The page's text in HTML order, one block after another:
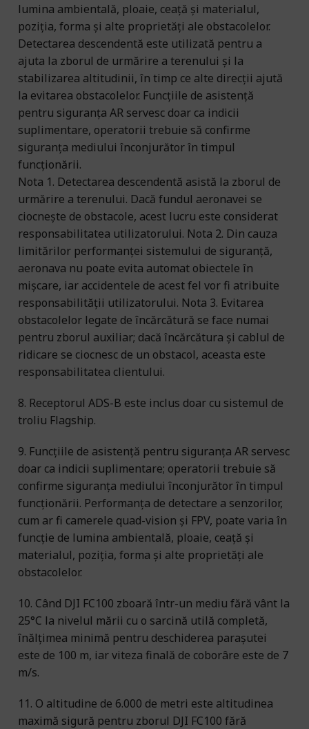
lumina ambientală, ploaie, ceață și materialul,
poziția, forma și alte proprietăți ale obstacolelor.
Detectarea descendentă este utilizată pentru a
ajuta la zborul de urmărire a terenului și la
stabilizarea altitudinii, în timp ce alte direcții ajută
la evitarea obstacolelor. Funcțiile de asistență
pentru siguranța AR servesc doar ca indicii
suplimentare, operatorii trebuie să confirme
siguranța mediului înconjurător în timpul
funcționării.
Nota 1. Detectarea descendentă asistă la zborul de
urmărire a terenului. Dacă fundul aeronavei se
ciocnește de obstacole, acest lucru este considerat
responsabilitatea utilizatorului. Nota 2. Din cauza
limitărilor performanței sistemului de siguranță,
aeronava nu poate evita automat obiectele în
mișcare, iar accidentele de acest fel vor fi atribuite
responsabilității utilizatorului. Nota 3. Evitarea
obstacolelor legate de încărcătură se face numai
pentru zborul auxiliar; dacă încărcătura și cablul de
ridicare se ciocnesc de un obstacol, aceasta este
responsabilitatea clientului.
8. Receptorul ADS-B este inclus doar cu sistemul de
troliu Flagship.
9. Funcțiile de asistență pentru siguranța AR servesc
doar ca indicii suplimentare; operatorii trebuie să
confirme siguranța mediului înconjurător în timpul
funcționării. Performanța de detectare a senzorilor,
cum ar fi camerele quad-vision și FPV, poate varia în
funcție de lumina ambientală, ploaie, ceață și
materialul, poziția, forma și alte proprietăți ale
obstacolelor.
10. Când DJI FC100 zboară într-un mediu fără vânt la
25°C la nivelul mării cu o sarcină utilă completă,
înălțimea minimă pentru deschiderea parașutei
este de 100 m, iar viteza finală de coborâre este de 7
m/s.
11. O altitudine de 6.000 de metri este altitudinea
maximă sigură pentru zborul DJI FC100 fără